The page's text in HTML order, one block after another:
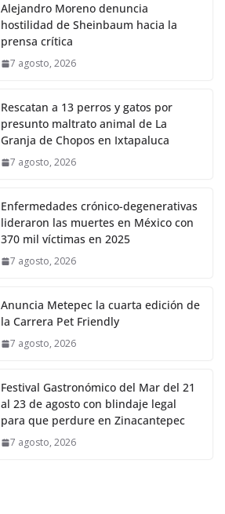
Alejandro Moreno denuncia
hostilidad de Sheinbaum hacia la
prensa crítica
7 agosto, 2026
Rescatan a 13 perros y gatos por
presunto maltrato animal de La
Granja de Chopos en Ixtapaluca
7 agosto, 2026
Enfermedades crónico-degenerativas
lideraron las muertes en México con
370 mil víctimas en 2025
7 agosto, 2026
Anuncia Metepec la cuarta edición de
la Carrera Pet Friendly
7 agosto, 2026
Festival Gastronómico del Mar del 21
al 23 de agosto con blindaje legal
para que perdure en Zinacantepec
7 agosto, 2026